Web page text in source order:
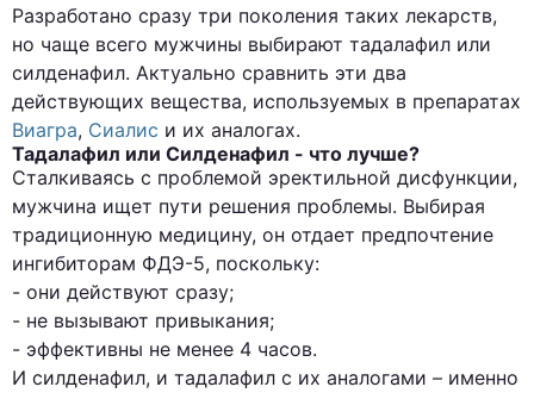
Разработано сразу три поколения таких лекарств,
но чаще всего мужчины выбирают тадалафил или
силденафил. Актуально сравнить эти два
действующих вещества, используемых в препаратах
Виагра, Сиалис и их аналогах.
Тадалафил или Силденафил - что лучше?
Сталкиваясь с проблемой эректильной дисфункции,
мужчина ищет пути решения проблемы. Выбирая
традиционную медицину, он отдает предпочтение
ингибиторам ФДЭ-5, поскольку:
- они действуют сразу;
- не вызывают привыкания;
- эффективны не менее 4 часов.
И силденафил, и тадалафил с их аналогами – именно